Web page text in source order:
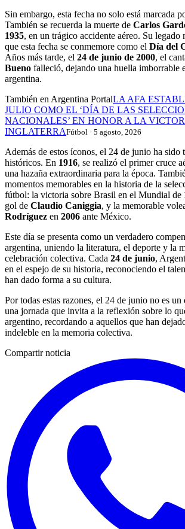
Sin embargo, esta fecha no solo está marcada
También se recuerda la muerte de Carlos
1935, en un trágico accidente aéreo. Su legado
que esta fecha se conmemore como el Día del
Años más tarde, el 24 de junio de 2000, el
Bueno falleció, dejando una huella imborrable
argentina.
También en Argentina PortalLA AFA
JULIO COMO EL ‘DÍA DE LAS
NACIONALES’ EN HONOR A LA
INGLATERRAFútbol · 5 agosto, 2026
Además de estos íconos, el 24 de junio ha sido
históricos. En 1916, se realizó el primer cruce
una hazaña extraordinaria para la época.
momentos memorables en la historia de la
fútbol: la victoria sobre Brasil en el Mundial de
gol de Claudio Caniggia, y la memorable
Rodríguez en 2006 ante México.
Este día se presenta como un verdadero
argentina, uniendo la literatura, el deporte y la
celebración colectiva. Cada 24 de junio,
en el espejo de su historia, reconociendo el
han dado forma a su cultura.
Por todas estas razones, el 24 de junio no es
una jornada que invita a la reflexión sobre lo
argentino, recordando a aquellos que han
indeleble en la memoria colectiva.
Compartir noticia